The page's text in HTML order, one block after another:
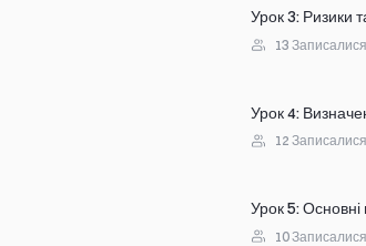
Урок 3: Ризики
13 Записалися
Урок 4:
12 Записалися
Урок 5:Основні
10Записалися